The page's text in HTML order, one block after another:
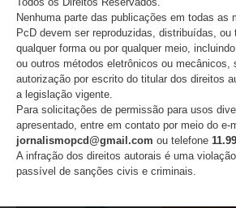
Brasil
07/08/2026
Nenhuma parte das publicações em todas as
PcD devem ser reproduzidas, distribuídas, ou
qualquer forma ou por qualquer meio,
ou outros métodos eletrônicos ou mecânicos,
autorização por escrito do titular dos direitos
a legislação vigente.
Para solicitações de permissão para usos
apresentado, entre em contato por meio do e-
jornalismopcd@gmail.com ou telefone
A infração dos direitos autorais é uma
passível de sanções civis e criminais.